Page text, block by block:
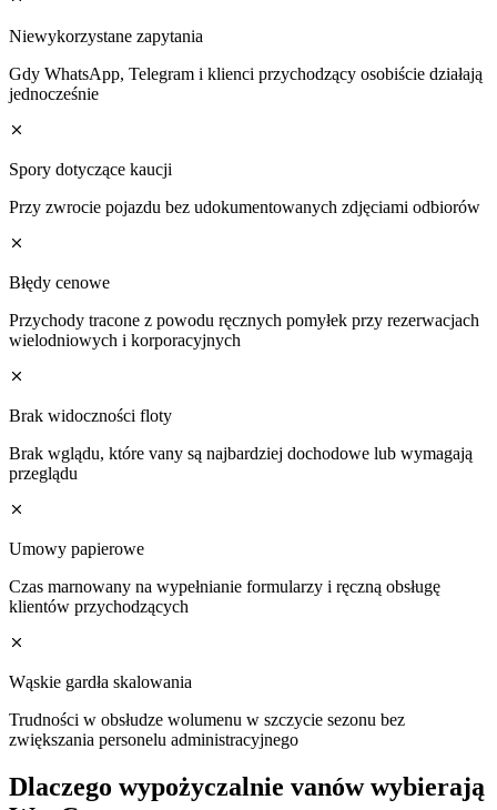
Niewykorzystane zapytania
Gdy WhatsApp, Telegram i klienci przychodzący osobiście działają
jednocześnie
Spory dotyczące kaucji
Przy zwrocie pojazdu bez udokumentowanych zdjęciami odbiorów
Błędy cenowe
Przychody tracone z powodu ręcznych pomyłek przy rezerwacjach
wielodniowych i korporacyjnych
Brak widoczności floty
Brak wglądu, które vany są najbardziej dochodowe lub wymagają
przeglądu
Umowy papierowe
Czas marnowany na wypełnianie formularzy i ręczną obsługę
klientów przychodzących
Wąskie gardła skalowania
Trudności w obsłudze wolumenu w szczycie sezonu bez
zwiększania personelu administracyjnego
Dlaczego wypożyczalnie vanów wybierają